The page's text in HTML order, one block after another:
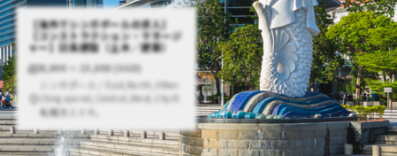
【海外でシンガポールの求人】
【コンストラクション・マネージ
ャー】日系建設（土木／建築）
8,000 〜 15,000 (SGD)
シンガポール / East,North,Other
(Singapore),Central,West,Cityの
転職求人です。